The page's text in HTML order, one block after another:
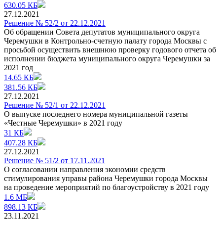
630.05 КБ
27.12.2021
Решение № 52/2 от 22.12.2021
Об обращении Совета депутатов муниципального округа
Черемушки в Контрольно-счетную палату города Москвы с
просьбой осуществить внешнюю проверку годового отчета об
исполнении бюджета муниципального округа Черемушки за
2021 год
14.65 КБ
381.56 КБ
27.12.2021
Решение № 52/1 от 22.12.2021
О выпуске последнего номера муниципальной газеты
«Честные Черемушки» в 2021 году
31 КБ
407.28 КБ
27.12.2021
Решение № 51/2 от 17.11.2021
О согласовании направления экономии средств
стимулирования управы района Черемушки города Москвы
на проведение мероприятий по благоустройству в 2021 году
1.6 МБ
898.13 КБ
23.11.2021